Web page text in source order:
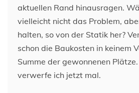
aktuellen Rand hinausragen.
vielleicht nicht das Problem,
halten, so von der Statik her?
schon die Baukosten in keinem
Summe der gewonnenen
verwerfe ich jetzt mal.